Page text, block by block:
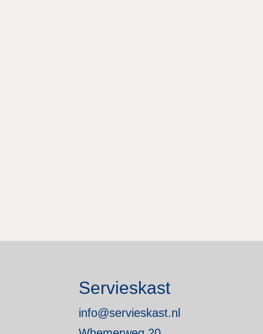
Servieskast
info@servieskast.nl